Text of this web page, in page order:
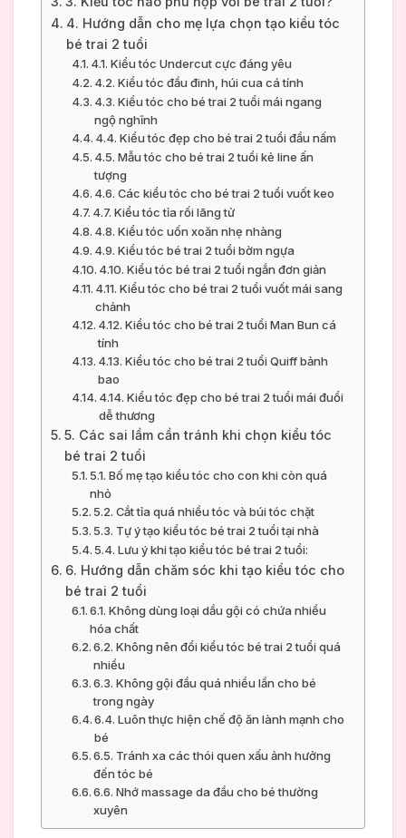
4. Hướng dẫn cho mẹ lựa chọn tạo kiểu tóc
bé trai 2 tuổi
4.1. Kiểu tóc Undercut cực đáng yêu
4.2. Kiểu tóc đầu đinh, húi cua cá tính
4.3. Kiểu tóc cho bé trai 2 tuổi mái ngang
ngộ nghĩnh
4.4. Kiểu tóc đẹp cho bé trai 2 tuổi đầu nấm
4.5. Mẫu tóc cho bé trai 2 tuổi kẻ line ấn
tượng
4.6. Các kiểu tóc cho bé trai 2 tuổi vuốt keo
4.7. Kiểu tóc tỉa rối lãng tử
4.8. Kiểu tóc uốn xoăn nhẹ nhàng
4.9. Kiểu tóc bé trai 2 tuổi bờm ngựa
4.10. Kiểu tóc bé trai 2 tuổi ngắn đơn giản
4.11. Kiểu tóc cho bé trai 2 tuổi vuốt mái sang
chảnh
4.12. Kiểu tóc cho bé trai 2 tuổi Man Bun cá
tính
4.13. Kiểu tóc cho bé trai 2 tuổi Quiff bảnh
bao
4.14. Kiểu tóc đẹp cho bé trai 2 tuổi mái đuổi
dễ thương
5. Các sai lầm cần tránh khi chọn kiểu tóc
bé trai 2 tuổi
5.1. Bố mẹ tạo kiểu tóc cho con khi còn quá
nhỏ
5.2. Cắt tỉa quá nhiều tóc và búi tóc chặt
5.3. Tự ý tạo kiểu tóc bé trai 2 tuổi tại nhà
5.4. Lưu ý khi tạo kiểu tóc bé trai 2 tuổi:
6. Hướng dẫn chăm sóc khi tạo kiểu tóc cho
bé trai 2 tuổi
6.1. Không dùng loại dầu gội có chứa nhiều
hóa chất
6.2. Không nên đổi kiểu tóc bé trai 2 tuổi quá
nhiều
6.3. Không gội đầu quá nhiều lần cho bé
trong ngày
6.4. Luôn thực hiện chế độ ăn lành mạnh cho
bé
6.5. Tránh xa các thói quen xấu ảnh hưởng
đến tóc bé
6.6. Nhớ massage da đầu cho bé thường
xuyên